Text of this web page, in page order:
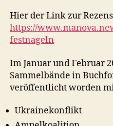
Hier der Link zur
https://
festnageln
Im Januar und Februar
Sammelbände in
veröffentlicht worden
Ukrainekonflikt